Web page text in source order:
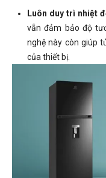
Luôn duy trì nhiệt
vẫn đảm bảo độ
nghệ này còn giúp
của thiết bị.